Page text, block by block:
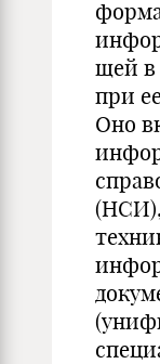
щей в
при
Оно